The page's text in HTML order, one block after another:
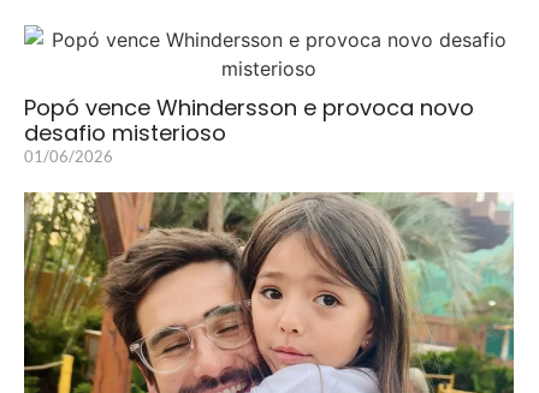
Popó vence Whindersson e provoca novo
desafio misterioso
01/06/2026